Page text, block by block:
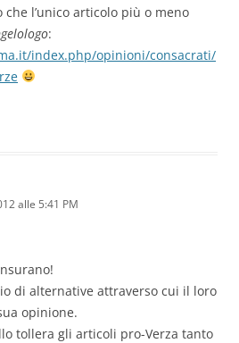
l’unico articolo più o meno
:
index.php/opinioni/consacrati/
alle 5:41 PM
di alternative attraverso cui il loro
opinione.
tollera gli articoli pro-Verza tanto